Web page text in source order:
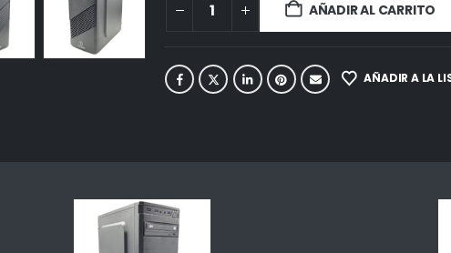
AÑADIR AL CARRITO
AÑADIR A LA